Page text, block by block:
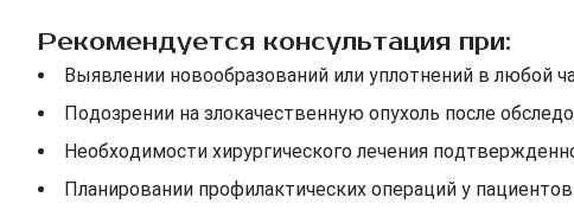
Рекомендуется консультация при:
Выявлении новообразований или уплотнений в любой
Подозрении на злокачественную опухоль после
Необходимости хирургического лечения
Планировании профилактических операций у